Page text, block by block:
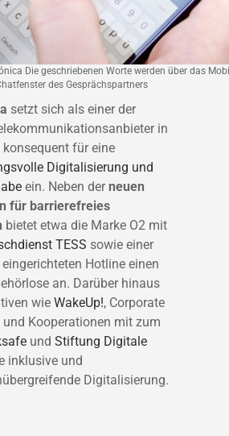
Die geschriebenen Worte werden über das
des Gesprächspartners
setzt sich als einer der
in
für eine
Digitalisierung und
ein. Neben derneuen
für barrierefreies
bietet etwa die Marke O2 mit
TESS sowie einer
Hotline einen
an. Darüber hinaus
wie WakeUp!, Corporate
Kooperationen mit zum
und Stiftung Digitale
inklusive und
Digitalisierung.